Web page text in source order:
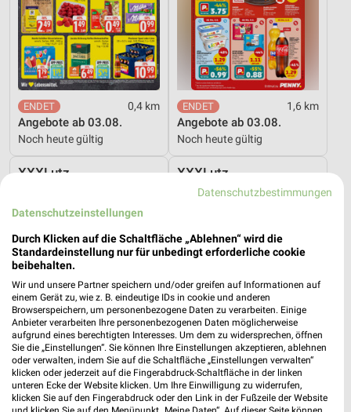
0,4 km
Angebote ab 03.08.
Noch heute gültig
1,6 km
Angebote ab 03.08.
Noch heute gültig
XXXLutz
32,2 km
XXXLutz
32,2 km
Datenschutzbestimmungen
Datenschutzeinstellungen
Durch Klicken auf die Schaltfläche „Ablehnen“ wird die
Standardeinstellung nur für unbedingt erforderliche cookie
beibehalten.
Wir und unsere Partner speichern und/oder greifen auf Informationen auf
einem Gerät zu, wie z. B. eindeutige IDs in cookie und anderen
Browserspeichern, um personenbezogene Daten zu verarbeiten. Einige
Anbieter verarbeiten Ihre personenbezogenen Daten möglicherweise
aufgrund eines berechtigten Interesses. Um dem zu widersprechen, öffnen
Sie die „Einstellungen“. Sie können Ihre Einstellungen akzeptieren, ablehnen
oder verwalten, indem Sie auf die Schaltfläche „Einstellungen verwalten“
klicken oder jederzeit auf die Fingerabdruck-Schaltfläche in der linken
unteren Ecke der Website klicken. Um Ihre Einwilligung zu widerrufen,
klicken Sie auf den Fingerabdruck oder den Link in der Fußzeile der Website